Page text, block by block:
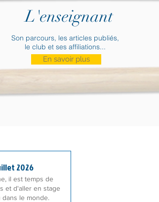
L'enseignant
Son parcours, les articles publiés,
le club et ses affiliations...
En savoir plus
2026
il est temps de
et d'aller en stage
dans le monde.